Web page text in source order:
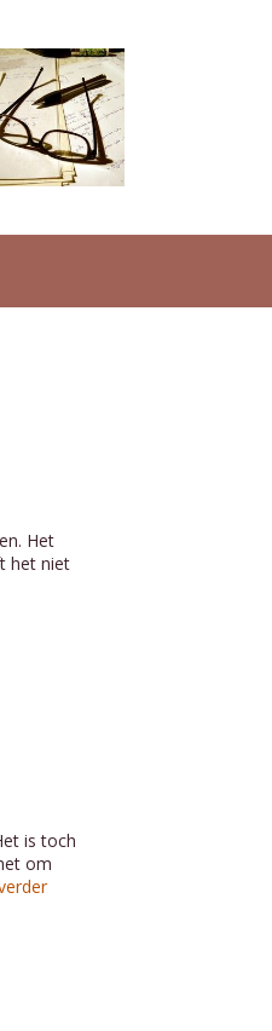
Het
het niet
is toch
om